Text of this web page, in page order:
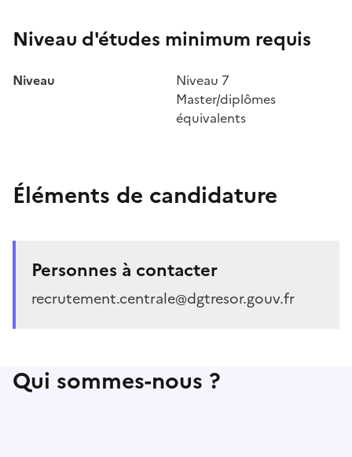
Niveau d'études minimum requis
Niveau
Niveau 7
Master/diplômes
équivalents
Éléments de candidature
Personnes à contacter
recrutement.centrale@dgtresor.gouv.fr
Qui sommes-nous ?